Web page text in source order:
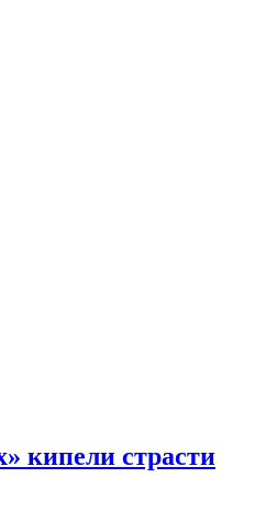
кипели страсти